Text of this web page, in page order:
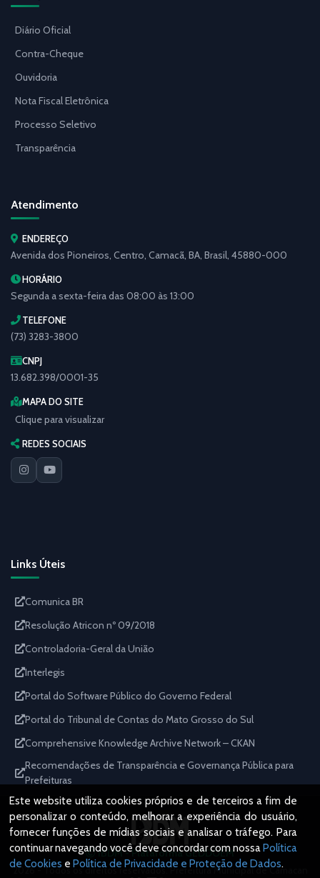
Diário Oficial
Contra-Cheque
Ouvidoria
Nota Fiscal Eletrônica
Processo Seletivo
Transparência
Atendimento
ENDEREÇO
Avenida dos Pioneiros, Centro, Camacã, BA, Brasil, 45880-000
HORÁRIO
Segunda a sexta-feira das 08:00 às 13:00
TELEFONE
(73) 3283-3800
CNPJ
13.682.398/0001-35
MAPA DO SITE
Clique para visualizar
REDES SOCIAIS
Links Úteis
Comunica BR
Resolução Atricon nº 09/2018
Controladoria-Geral da União
Interlegis
Portal do Software Público do Governo Federal
Portal do Tribunal de Contas do Mato Grosso do Sul
Comprehensive Knowledge Archive Network – CKAN
Recomendações de Transparência e Governança Pública para
Prefeituras
IBDM - Plataforma GEDDOEM
2026 - Todos os direitos reservados. Prefeitura Municipal de Camacan
Este website utiliza cookies próprios e de terceiros a fim de
personalizar o conteúdo, melhorar a experiência do usuário,
fornecer funções de mídias sociais e analisar o tráfego. Para
continuar navegando você deve concordar com nossaPolítica
de Cookies e Política de Privacidade e Proteção de Dados.